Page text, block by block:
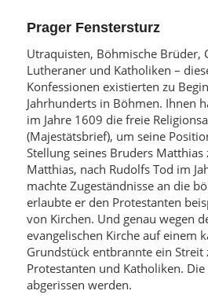
Prager Fenstersturz
Utraquisten, Böhmische Brüder,
Lutheraner und Katholiken –
Konfessionen existierten zu
Jahrhunderts in Böhmen. Ihnen
im Jahre 1609 die freie
(Majestätsbrief), um seine
Stellung seines Bruders Matthias
Matthias, nach Rudolfs Tod im
machte Zugeständnisse an die
erlaubte er den Protestanten
von Kirchen. Und genau wegen
evangelischen Kirche auf einem
Grundstück entbrannte ein Streit
Protestanten und Katholiken.
abgerissen werden.